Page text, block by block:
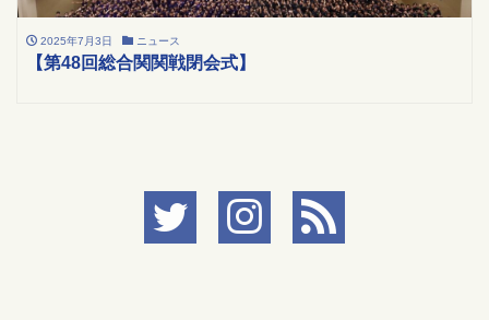
2025年7月3日 ニュース
【第48回総合関関戦閉会式】